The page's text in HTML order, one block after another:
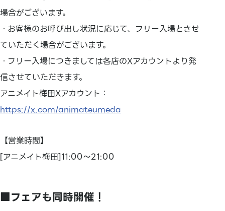
場合がございます。
・お客様のお呼び出し状況に応じて、フリー入場とさせ
ていただく場合がございます。
・フリー入場につきましては各店のXアカウントより発
信させていただきます。
アニメイト梅田Xアカウント：
https://x.com/animateumeda
【営業時間】
[アニメイト梅田]11:00～21:00
■フェアも同時開催！